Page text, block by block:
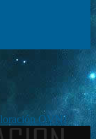
OVNI